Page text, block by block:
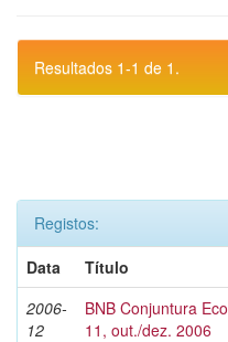
Resultados 1-1 de 1.
Registos:
Data
Título
2006-
12
BNB Conjuntura
11, out./dez. 2006